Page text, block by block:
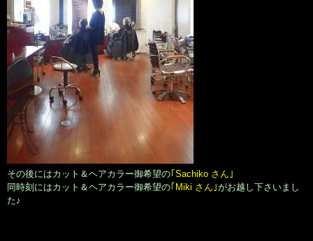
その後にはカット＆ヘアカラー御希望の｢Sachiko さん｣
同時刻にはカット＆ヘアカラー御希望の｢Miki さん｣がお越し下さいまし
た♪